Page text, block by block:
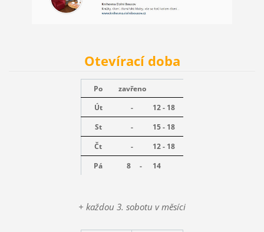
Otevírací doba
Po
zavřeno
Út
-
12 - 18
St
-
15 - 18
Čt
-
12 - 18
Pá
8 - 14
+ každou 3. sobotu v měsíci